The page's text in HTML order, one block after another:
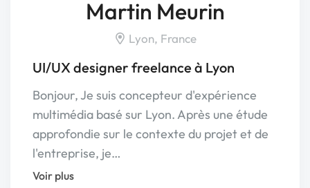
Martin Meurin
Lyon, France
UI/UX designer freelance à Lyon
Bonjour, Je suis concepteur d'expérience
multimédia basé sur Lyon. Après une étude
approfondie sur le contexte du projet et de
l'entreprise, je…
Voir plus